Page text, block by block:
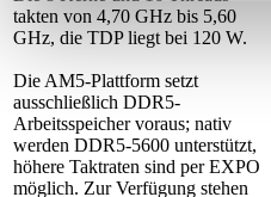
takten von 4,70 GHz bis 5,60
GHz, die TDP liegt bei 120 W.
Die AM5-Plattform setzt
ausschließlich DDR5-
Arbeitsspeicher voraus; nativ
werden DDR5-5600 unterstützt,
höhere Taktraten sind per EXPO
möglich. Zur Verfügung stehen